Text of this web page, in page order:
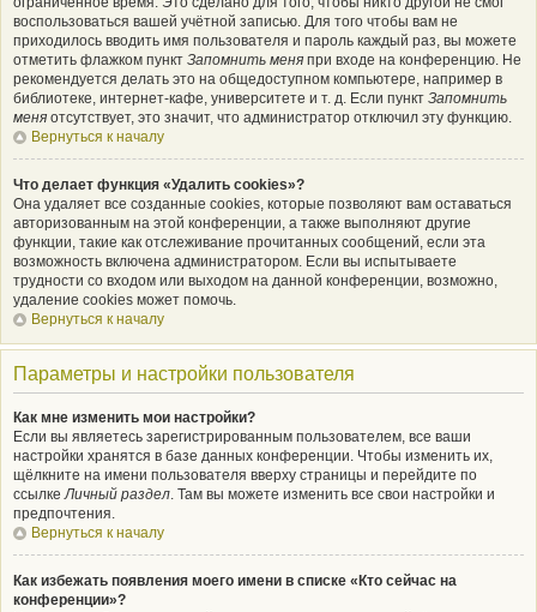
воспользоваться вашей учётной записью. Для того чтобы вам не
приходилось вводить имя пользователя и пароль каждый раз, вы можете
отметить флажком пункт Запомнить меня при входе на конференцию. Не
рекомендуется делать это на общедоступном компьютере, например в
библиотеке, интернет-кафе, университете и т. д. Если пункт Запомнить
меня отсутствует, это значит, что администратор отключил эту функцию.
Вернуться к началу
Что делает функция «Удалить cookies»?
Она удаляет все созданные cookies, которые позволяют вам оставаться
авторизованным на этой конференции, а также выполняют другие
функции, такие как отслеживание прочитанных сообщений, если эта
возможность включена администратором. Если вы испытываете
трудности со входом или выходом на данной конференции, возможно,
удаление cookies может помочь.
Вернуться к началу
Параметры и настройки пользователя
Как мне изменить мои настройки?
Если вы являетесь зарегистрированным пользователем, все ваши
настройки хранятся в базе данных конференции. Чтобы изменить их,
щёлкните на имени пользователя вверху страницы и перейдите по
ссылкеЛичный раздел. Там вы можете изменить все свои настройки и
предпочтения.
Вернуться к началу
Как избежать появления моего имени в списке «Кто сейчас на
конференции»?